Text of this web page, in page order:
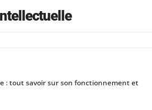
: tout savoir sur son fonctionnement et